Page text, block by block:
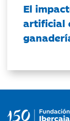
El
artificial